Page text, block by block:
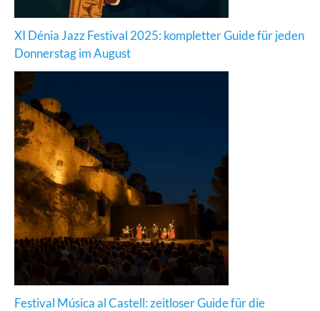
XI Dénia Jazz Festival 2025: kompletter Guide für jeden
Donnerstag im August
Festival Música al Castell: zeitloser Guide für die